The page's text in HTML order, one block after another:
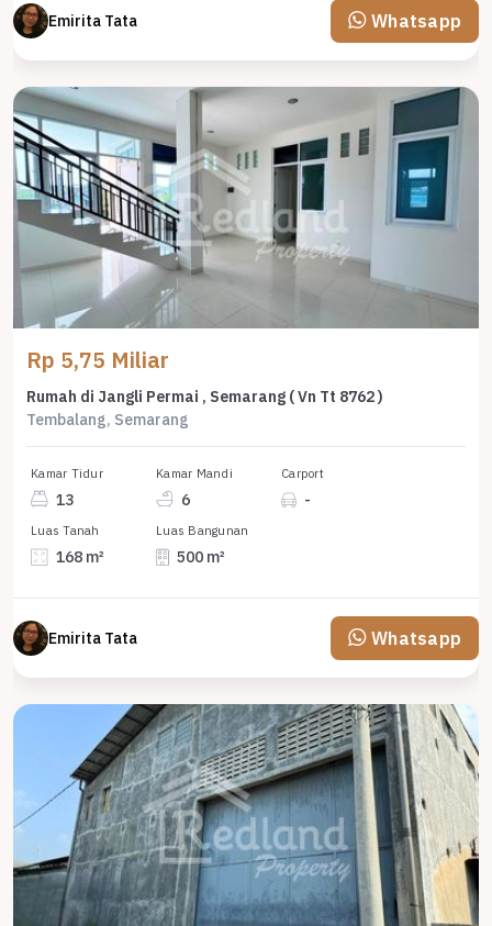
Emirita Tata Whatsapp
Rp 5,75 Miliar
Rumah di Jangli Permai , Semarang ( Vn Tt 8762 )
Tembalang, Semarang
Kamar Tidur
13
Kamar Mandi
6
Carport
-
Luas Tanah
168 m²
Luas Bangunan
500 m²
Emirita Tata Whatsapp